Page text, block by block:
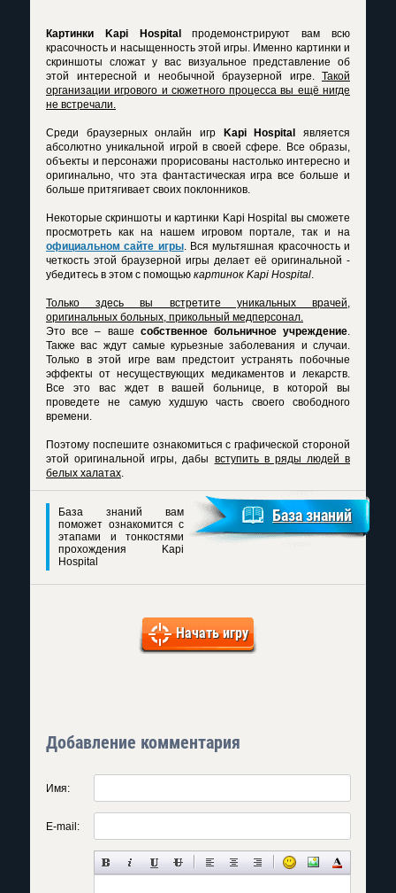
Картинки Kapi Hospital
продемонстрируют вам всю
красочность и насыщенность этой игры. Именно картинки и
скриншоты сложат у вас визуальное представление об
этой интересной и необычной браузерной игре. Такой
организации игрового и сюжетного процесса вы ещё нигде
не встречали.
Среди браузерных онлайн игр Kapi Hospital
является
абсолютно уникальной игрой в своей сфере. Все образы,
объекты и персонажи прорисованы настолько интересно и
оригинально, что эта фантастическая игра все больше и
больше притягивает своих поклонников.
Некоторые скриншоты икартинки Kapi Hospital вы сможете
просмотреть как на нашем игровом портале, так и на
официальном сайте игры. Вся мультяшная красочность и
четкость этой браузерной игры делает её оригинальной -
убедитесь в этом с помощью картинок Kapi Hospital.
Только здесь вы встретите уникальных врачей,
оригинальных больных, прикольный медперсонал.
Это все – ваше собственное больничное учреждение.
Также вас ждут самые курьезные заболевания и случаи.
Только в этой игре вам предстоит устранять побочные
эффекты от несуществующих медикаментов и лекарств.
Все это вас ждет в вашей больнице, в которой вы
проведете не самую худшую часть своего свободного
времени.
Поэтому поспешите ознакомиться с графической стороной
этой оригинальной игры, дабы вступить в ряды людей в
белых халатах.
База знаний вам
поможет ознакомится с
этапами и тонкостями
прохождения Kapi
Hospital
База знаний
Начать игру
Добавление комментария
Имя:
E-mail: